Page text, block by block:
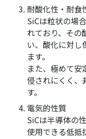
耐酸化性・耐食
SiCは粒状の場
れており、その
い、酸化に対し
ます。
また、極めて安
侵されにくく、
す。
電気的性質
SiCは半導体の
使用できる低抵